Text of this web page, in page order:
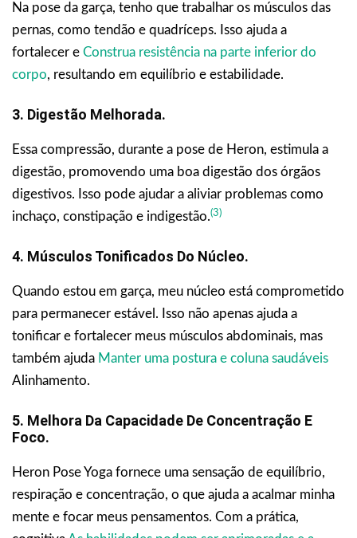
Na pose da garça, tenho que trabalhar os músculos das
pernas, como tendão e quadríceps. Isso ajuda a
fortalecer e Construa resistência na parte inferior do
corpo, resultando em equilíbrio e estabilidade.
3. Digestão Melhorada.
Essa compressão, durante a pose de Heron, estimula a
digestão, promovendo uma boa digestão dos órgãos
digestivos. Isso pode ajudar a aliviar problemas como
inchaço, constipação e indigestão.(3)
4. Músculos Tonificados Do Núcleo.
Quando estou em garça, meu núcleo está comprometido
para permanecer estável. Isso não apenas ajuda a
tonificar e fortalecer meus músculos abdominais, mas
também ajuda Manter uma postura e coluna saudáveis
Alinhamento.
5. Melhora Da Capacidade De Concentração E
Foco.
Heron Pose Yoga fornece uma sensação de equilíbrio,
respiração e concentração, o que ajuda a acalmar minha
mente e focar meus pensamentos. Com a prática,